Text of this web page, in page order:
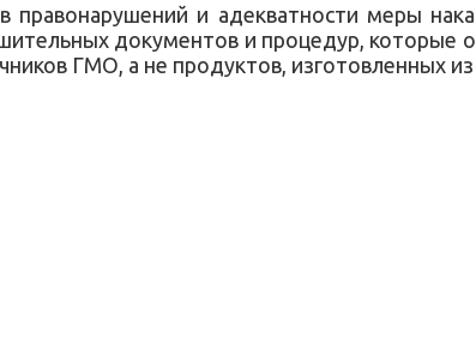
правонарушений и адекватности меры
документов и процедур, которые
ГМО, а не продуктов, изготовленных